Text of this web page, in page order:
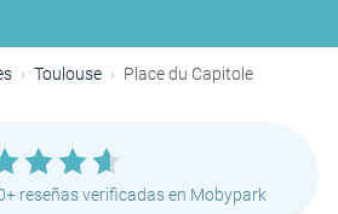
Toulouse Place du Capitole
reseñas verificadas en Mobypark